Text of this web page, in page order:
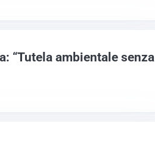
“Tutela ambientale senza